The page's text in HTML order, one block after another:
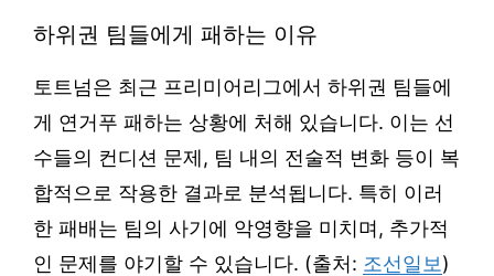
하위권 팀들에게 패하는 이유
토트넘은 최근 프리미어리그에서 하위권 팀들에
게 연거푸 패하는 상황에 처해 있습니다. 이는 선
수들의 컨디션 문제, 팀 내의 전술적 변화 등이 복
합적으로 작용한 결과로 분석됩니다. 특히 이러
한 패배는 팀의 사기에 악영향을 미치며, 추가적
인 문제를 야기할 수 있습니다. (출처: 조선일보)